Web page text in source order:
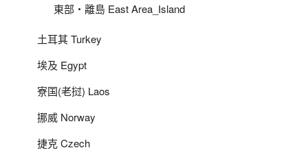
東部‧離島 East Area_Island
土耳其 Turkey
埃及 Egypt
寮国(老挝) Laos
挪威 Norway
捷克 Czech